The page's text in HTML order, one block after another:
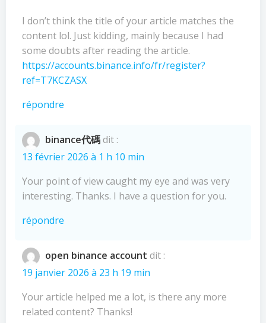
I don’t think the title of your article matches the
content lol. Just kidding, mainly because I had
some doubts after reading the article.
https://accounts.binance.info/fr/register?
ref=T7KCZASX
répondre
binance代碼dit :
13 février 2026 à 1 h 10 min
Your point of view caught my eye and was very
interesting. Thanks. I have a question for you.
répondre
open binance account dit :
19 janvier 2026 à 23 h 19 min
Your article helped me a lot, is there any more
related content? Thanks!